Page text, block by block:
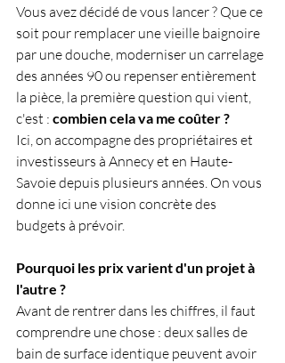
Vous avez décidé de vous lancer ? Que ce
soit pour remplacer une vieille baignoire
par une douche, moderniser un carrelage
des années 90 ou repenser entièrement
la pièce, la première question qui vient,
c'est : combien cela va me coûter ?
Ici, on accompagne des propriétaires et
investisseurs à Annecy et en Haute-
Savoie depuis plusieurs années. On vous
donne ici une vision concrète des
budgets à prévoir.
Pourquoi les prix varient d'un projet à
l'autre ?
Avant de rentrer dans les chiffres, il faut
comprendre une chose : deux salles de
bain de surface identique peuvent avoir